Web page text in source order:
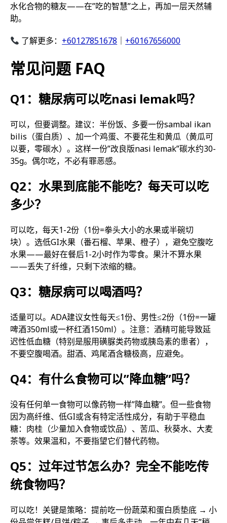
水化合物的糖友——在”吃的智慧”之上，再加一层天然辅
助。
了解更多： +60127851678 +60167656000
常见问题 FAQ
Q1：糖尿病可以吃nasi lemak吗？
可以，但要调整。建议：半份饭、多要一份sambal ikan
bilis（蛋白质）、加一个鸡蛋、不要花生和黄瓜（黄瓜可
以要，零碳水）。这样一份”改良版nasi lemak”碳水约30-
35g。偶尔吃，不必有罪恶感。
Q2：水果到底能不能吃？每天可以吃
多少？
可以吃，每天1-2份（1份=拳头大小的水果或半碗切
块）。选低GI水果（番石榴、苹果、橙子），避免空腹吃
水果——最好在餐后1-2小时作为零食。果汁不算水果
——丢失了纤维，只剩下浓缩的糖。
Q3：糖尿病可以喝酒吗？
适量可以。ADA建议女性每天≤1份、男性≤2份（1份=一罐
啤酒350ml或一杯红酒150ml）。注意：酒精可能导致延
迟性低血糖（特别是服用磺脲类药物或胰岛素的患者），
不要空腹喝酒。甜酒、鸡尾酒含糖极高，应避免。
Q4：有什么食物可以”降血糖”吗？
没有任何单一食物可以像药物一样”降血糖”。但一些食物
因为高纤维、低GI或含有特定活性成分，有助于平稳血
糖：肉桂（少量加入食物或饮品）、苦瓜、秋葵水、大麦
茶等。效果温和，不要指望它们替代药物。
Q5：过年过节怎么办？完全不能吃传
统食物吗？
可以吃！关键是策略：提前吃一份蔬菜和蛋白质垫底 → 小